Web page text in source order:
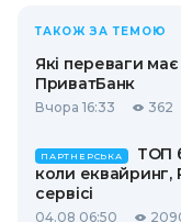
ТАКОЖ ЗА ТЕМОЮ
Які переваги
ПриватБанк
Вчора 16:33 362
ПАРТНЕРСЬКА
ТОП
коли еквайринг,
сервісі
04.08 06:50